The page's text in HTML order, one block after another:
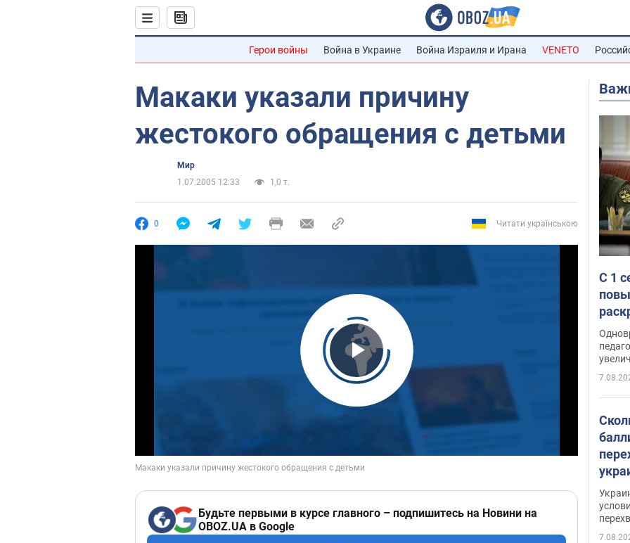
Герои войны Война в Украине Война Израиля и Ирана VENETO
Макаки указали причину
жестокого обращения с детьми
Мир
1.07.2005 12:33
1,0 т.
0 Читати українською
Play Video
Будьте первыми в курсе главного – подпишитесь на Новини на
OBOZ.UA в Google
С 1